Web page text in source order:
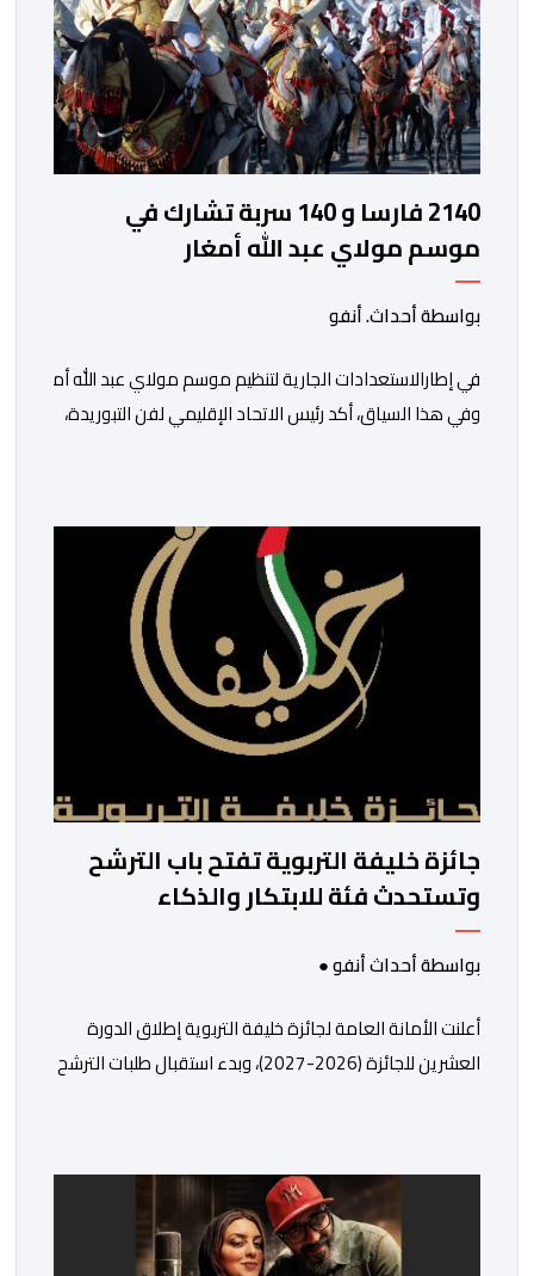
2140 فارسا و 140 سربة تشارك في
موسم مولاي عبد الله أمغار
بواسطة أحداث. أنفو
في إطارالاستعدادات الجارية لتنظيم موسم مولاي عبد الله
وفي هذا السياق، أكد رئيس الاتحاد الإقليمي لفن التبوريدة،
ولم تخل هذه الدورة من مؤشرات إيجابية على مستوى
وتبرز هذه الأرقام الحجم الكبير الذي باتت تعرفه
ومن المرتقب أن تعرف فعاليات الموسم إقبالا جماهيريا
واسعا،في ظل الشغف الكبير الذي يحظى به فن التبوريدة،
جائزة خليفة التربوية تفتح باب الترشح
وتستحدث فئة للابتكار والذكاء
الاصطناعي
بواسطة أحداث أنفو ●
أعلنت الأمانة العامة لجائزة خليفة التربوية إطلاق الدورة
العشرين للجائزة (2026-2027)، وبدء استقبال طلبات الترشح
مرور عشرين عاماً على انطلاق الجائزة، وتشهد للمرة الأولى
استحداث فئة “الابتكار والذكاء الاصطناعي في التعليم”، إلى